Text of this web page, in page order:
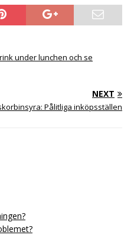
under lunchen och se
NEXT
Pålitliga inköpsställen